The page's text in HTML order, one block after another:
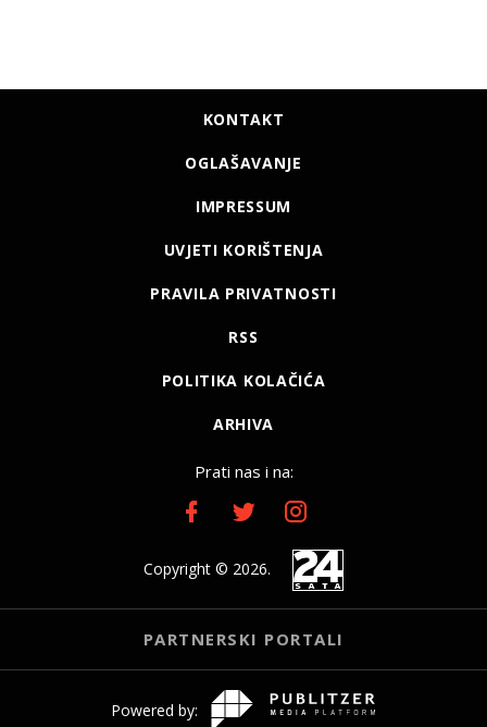
KONTAKT
OGLAŠAVANJE
IMPRESSUM
UVJETI KORIŠTENJA
PRAVILA PRIVATNOSTI
RSS
POLITIKA KOLAČIĆA
ARHIVA
Prati nas i na:
Copyright © 2026.
PARTNERSKI PORTALI
Powered by: